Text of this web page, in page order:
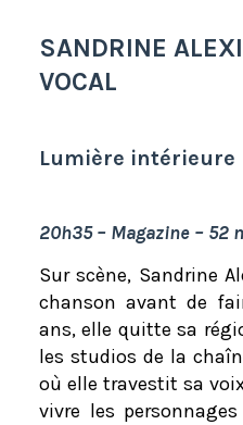
SANDRINE
VOCAL
Lumière intérieure
20h35 – Magazine – 52
Sur scène, Sandrine
chanson avant de
ans, elle quitte sa
les studios de la
où elle travestit sa
vivre les